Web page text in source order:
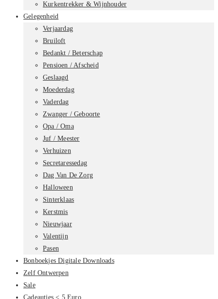
Kurkentrekker & Wijnhouder
Gelegenheid
Verjaardag
Bruiloft
Bedankt / Beterschap
Pensioen / Afscheid
Geslaagd
Moederdag
Vaderdag
Zwanger / Geboorte
Opa / Oma
Juf / Meester
Verhuizen
Secretaressedag
Dag Van De Zorg
Halloween
Sinterklaas
Kerstmis
Nieuwjaar
Valentijn
Pasen
Bonboekjes Digitale Downloads
Zelf Ontwerpen
Sale
Cadeautjes < 5 Euro